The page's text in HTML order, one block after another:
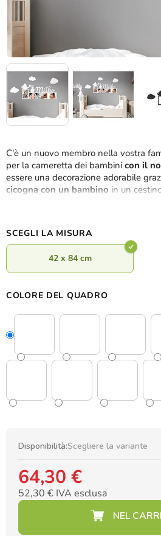
C'è un nuovo membro nella vostra
per la cameretta dei bambini con il
essere una decorazione adorabile
cicogna con un bambino in un
semplicemente attaccare alla parete
SCEGLI LA MISURA
42 x 84 cm
COLORE DEL QUADRO
Disponibilità:Scegliere la variante
64,30 €
52,30 € IVA esclusa
Prezzo della misura: